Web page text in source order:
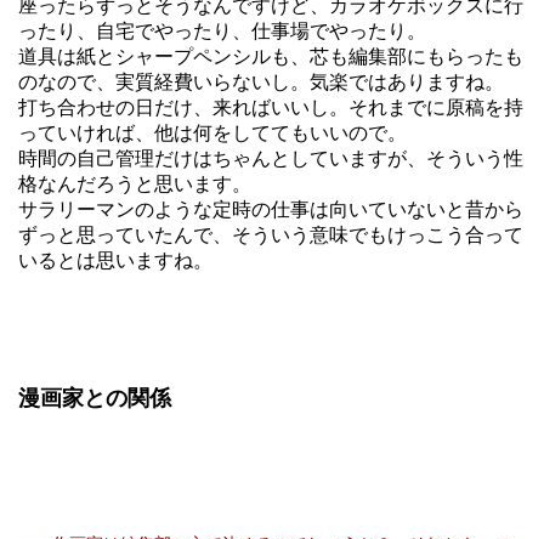
座ったらずっとそうなんですけど、カラオケボックスに行
ったり、自宅でやったり、仕事場でやったり。
道具は紙とシャープペンシルも、芯も編集部にもらったも
のなので、実質経費いらないし。気楽ではありますね。
打ち合わせの日だけ、来ればいいし。それまでに原稿を持
っていければ、他は何をしててもいいので。
時間の自己管理だけはちゃんとしていますが、そういう性
格なんだろうと思います。
サラリーマンのような定時の仕事は向いていないと昔から
ずっと思っていたんで、そういう意味でもけっこう合って
いるとは思いますね。
漫画家との関係